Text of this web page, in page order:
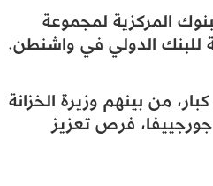
المركزية لمجموعة
للبنك الدولي في واشنطن.
من بينهم وزيرة الخزانة
جورجييفا، فرص تعزيز